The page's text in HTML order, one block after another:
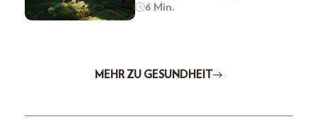
6 Min.
MEHR ZU GESUNDHEIT